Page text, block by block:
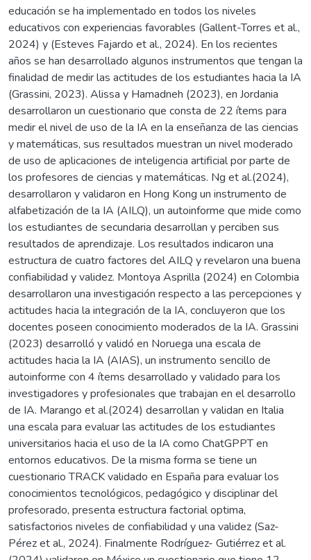
educación se ha implementado en todos los niveles
educativos con experiencias favorables (Gallent-Torres et al.,
2024) y (Esteves Fajardo et al., 2024). En los recientes
años se han desarrollado algunos instrumentos que tengan la
finalidad de medir las actitudes de los estudiantes hacia la IA
(Grassini, 2023). Alissa y Hamadneh (2023), en Jordania
desarrollaron un cuestionario que consta de 22 ítems para
medir el nivel de uso de la IA en la enseñanza de las ciencias
y matemáticas, sus resultados muestran un nivel moderado
de uso de aplicaciones de inteligencia artificial por parte de
los profesores de ciencias y matemáticas. Ng et al.(2024),
desarrollaron y validaron en Hong Kong un instrumento de
alfabetización de la IA (AILQ), un autoinforme que mide como
los estudiantes de secundaria desarrollan y perciben sus
resultados de aprendizaje. Los resultados indicaron una
estructura de cuatro factores del AILQ y revelaron una buena
confiabilidad y validez. Montoya Asprilla (2024) en Colombia
desarrollaron una investigación respecto a las percepciones y
actitudes hacia la integración de la IA, concluyeron que los
docentes poseen conocimiento moderados de la IA. Grassini
(2023) desarrolló y validó en Noruega una escala de
actitudes hacia la IA (AIAS), un instrumento sencillo de
autoinforme con 4 ítems desarrollado y validado para los
investigadores y profesionales que trabajan en el desarrollo
de IA. Marango et al.(2024) desarrollan y validan en Italia
una escala para evaluar las actitudes de los estudiantes
universitarios hacia el uso de la IA como ChatGPPT en
entornos educativos. De la misma forma se tiene un
cuestionario TRACK validado en España para evaluar los
conocimientos tecnológicos, pedagógico y disciplinar del
profesorado, presenta estructura factorial optima,
satisfactorios niveles de confiabilidad y una validez (Saz-
Pérez et al., 2024). Finalmente Rodríguez- Gutiérrez et al.